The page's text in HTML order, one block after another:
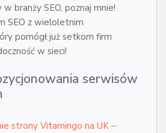
branży SEO, poznaj mnie!
SEO z wieloletnim
pomógł już setkom firm
w sieci!
serwisów
strony Vitamingo na UK –